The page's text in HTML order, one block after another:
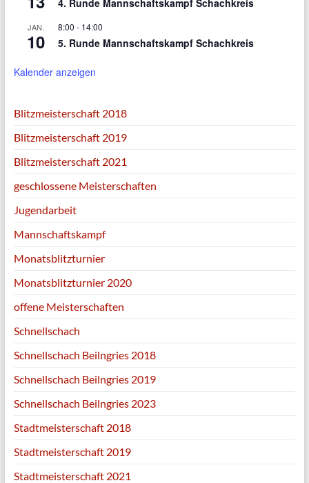
4. Runde Mannschaftskampf Schachkreis
JAN.
10
8:00 - 14:00
5. Runde Mannschaftskampf Schachkreis
Kalender anzeigen
Blitzmeisterschaft 2018
Blitzmeisterschaft 2019
Blitzmeisterschaft 2021
geschlossene Meisterschaften
Jugendarbeit
Mannschaftskampf
Monatsblitzturnier
Monatsblitzturnier 2020
offene Meisterschaften
Schnellschach
Schnellschach Beilngries 2018
Schnellschach Beilngries 2019
Schnellschach Beilngries 2023
Stadtmeisterschaft 2018
Stadtmeisterschaft 2019
Stadtmeisterschaft 2021